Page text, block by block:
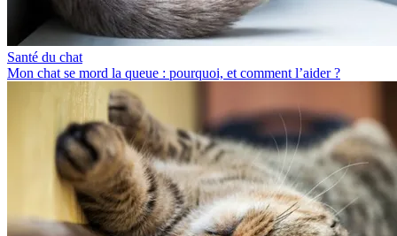
Santé du chat
Mon chat se mord la queue : pourquoi, et comment l’aider ?